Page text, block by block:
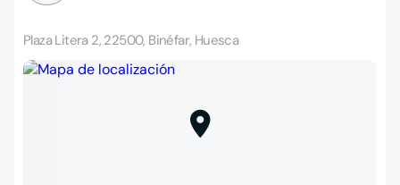
Plaza Litera 2, 22500, Binéfar, Huesca